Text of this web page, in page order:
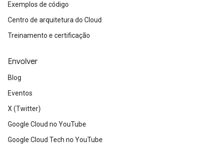
Exemplos de código
Centro de arquitetura do Cloud
Treinamento e certificação
Envolver
Blog
Eventos
X (Twitter)
Google Cloud no YouTube
Google Cloud Tech no YouTube